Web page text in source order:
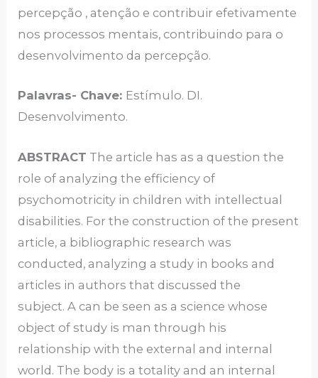
percepção , atenção e contribuir efetivamente
nos processos mentais, contribuindo para o
desenvolvimento da percepção.
Palavras- Chave: Estímulo. DI.
Desenvolvimento.
ABSTRACT The article has as a question the
role of analyzing the efficiency of
psychomotricity in children with intellectual
disabilities. For the construction of the present
article, a bibliographic research was
conducted, analyzing a study in books and
articles in authors that discussed the
subject. A can be seen as a science whose
object of study is man through his
relationship with the external and internal
world. The body is a totality and an internal